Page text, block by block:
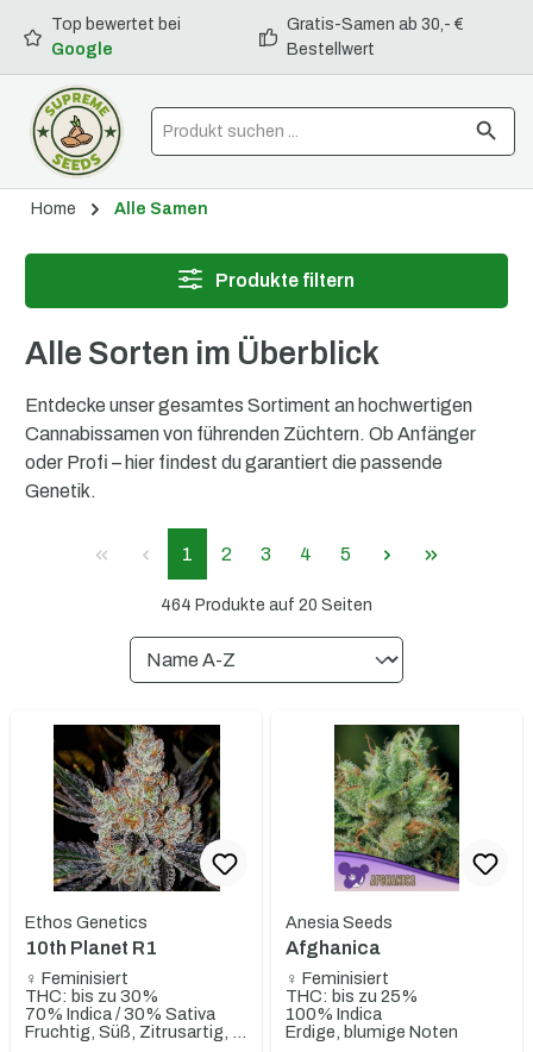
springen
Top bewertet bei
Google
Gratis-Samen ab 30,- €
Bestellwert
Home Alle Samen
Produkte filtern
Alle Sorten im Überblick
Entdecke unser gesamtes Sortiment an hochwertigen
Cannabissamen von führenden Züchtern. Ob Anfänger
oder Profi – hier findest du garantiert die passende
Genetik.
1 2 3 4 5
464 Produkte auf 20 Seiten
Ethos Genetics
10th Planet R1
♀ Feminisiert
THC: bis zu 30%
70% Indica / 30% Sativa
Fruchtig, Süß, Zitrusartig, Gassy, Skunky, Würzig
Anesia Seeds
Afghanica
♀ Feminisiert
THC: bis zu 25%
100% Indica
Erdige, blumige Noten